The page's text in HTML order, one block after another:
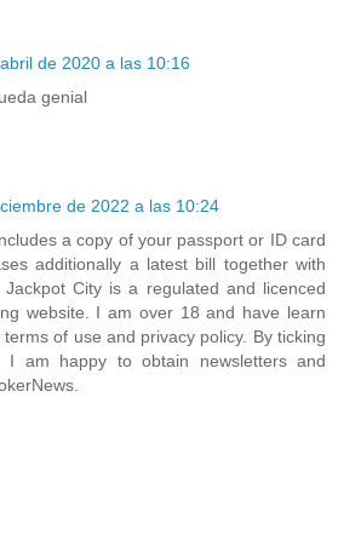
de 2020 a las 10:16
genial
de 2022 a las 10:24
a copy of your passport or ID card
additionally a latest bill together with
City is a regulated and licenced
website. I am over 18 and have learn
of use and privacy policy. By ticking
am happy to obtain newsletters and